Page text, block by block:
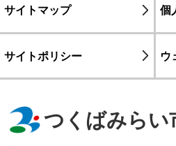
サイトマップ 個
サイトポリシー ウ
つくばみらい